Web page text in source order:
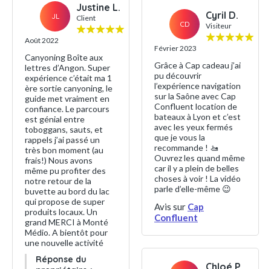
JL
Justine L.
Client
Août 2022
Canyoning Boîte aux
lettres d’Angon. Super
expérience c’était ma 1
ère sortie canyoning, le
guide met vraiment en
confiance. Le parcours
est génial entre
toboggans, sauts, et
rappels j’ai passé un
très bon moment (au
frais!) Nous avons
même pu profiter des
notre retour de la
buvette au bord du lac
qui propose de super
produits locaux. Un
grand MERCI à Monté
Médio. A bientôt pour
une nouvelle activité
Réponse du
CD
Cyril D.
Visiteur
Février 2023
Grâce à Cap cadeau j’ai
pu découvrir
l’expérience navigation
sur la Saône avec Cap
Confluent location de
bateaux à Lyon et c’est
avec les yeux fermés
que je vous la
recommande ! 🚤
Ouvrez les quand même
car il y a plein de belles
choses à voir ! La vidéo
parle d’elle-même 😉
Avis sur Cap
Confluent
Chloé P.